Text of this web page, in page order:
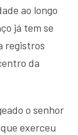
ao longo
já tem se
registros
da
o senhor
exerceu